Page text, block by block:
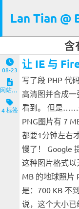
Lan Tian @
含
08-23
网站与服务端
4 标签
让 IE 与
写了段 PHP 代
高清图并合成
看到。 但是……
PNG图片有 7
都要1分钟左右
慢了！ Google
这种图片格式
MB 的地球照片
是：700 KB 不
说，这个大小